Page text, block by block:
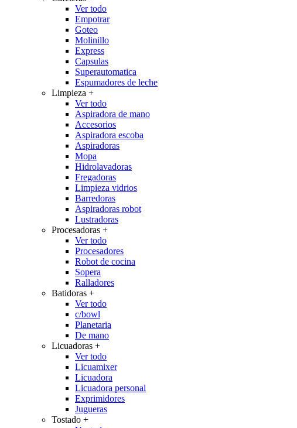
Ver todo
Empotrar
Goteo
Molinillo
Express
Capsulas
Superautomatica
Espumadores de leche
Limpieza +
Ver todo
Aspiradora de mano
Accesorios
Aspiradora escoba
Aspiradoras
Mopa
Hidrolavadoras
Fregadoras
Limpieza vidrios
Barredoras
Aspiradoras robot
Lustradoras
Procesadoras +
Ver todo
Procesadores
Robot de cocina
Sopera
Ralladores
Batidoras +
Ver todo
c/bowl
Planetaria
De mano
Licuadoras +
Ver todo
Licuamixer
Licuadora
Licuadora personal
Exprimidores
Jugueras
Tostado +